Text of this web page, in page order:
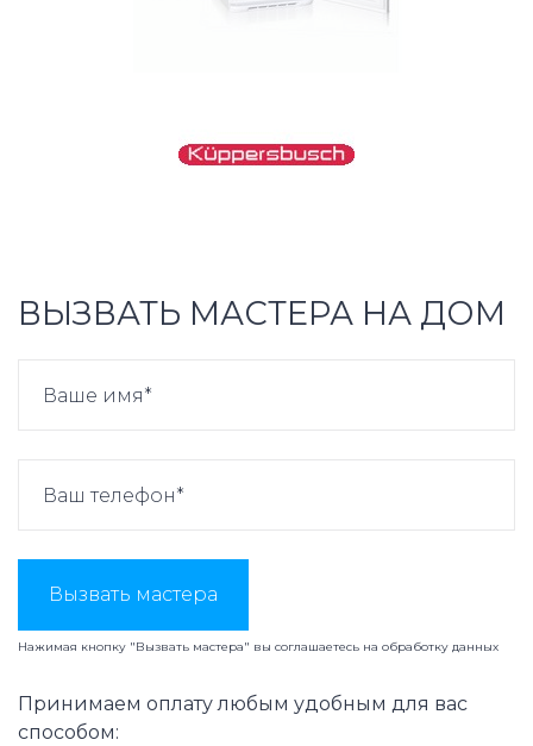
ВЫЗВАТЬ МАСТЕРА НА ДОМ
Вызвать мастера
Нажимая кнопку "Вызвать мастера" вы соглашаетесь на обработку данных
Принимаем оплату любым удобным для вас
способом: